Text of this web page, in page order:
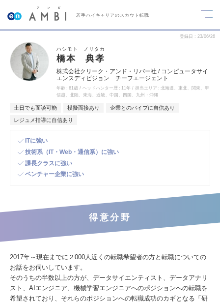
若手ハイキャリアのスカウト転職
登録日 23/06/26
ハシモト ノリタカ
橋本 典孝
株式会社クリーク・アンド・リバー社 / コンピュータサイ
エンスディビジョン チーフエージェント
年齢 61歳 ヘッドハンター歴 11年 担当エリア
北海道、東北、関東、甲
信越、北陸、東海、近畿、中国、四国、九州・沖縄
土日でも面談可能 模擬面接あり 企業とのパイプに自信あり
レジュメ指導に自信あり
ITに強い
技術系（IT・Web・通信系）に強い
課長クラスに強い
ベンチャー企業に強い
得意分野
2017年～現在までに２000人近くの転職希望者の方と転職についての
お話をお伺いしています。
そのうちの半数以上の方が、データサイエンティスト、データアナリ
スト、AIエンジニア、機械学習エンジニアへのポジションへの転職を
希望されており、それらのポジションへの転職成功のカギとなる「研